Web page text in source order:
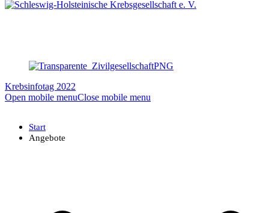
Krebsinfotag 2022
Open mobile menuClose mobile menu
Start
Angebote